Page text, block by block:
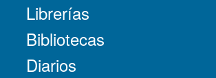
Librerías
Bibliotecas
Diarios